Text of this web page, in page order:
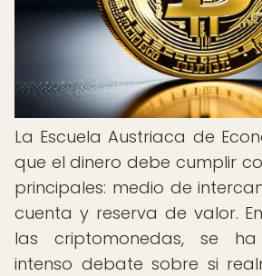
La Escuela Austriaca de
que el dinero debe cumplir
principales: medio de
cuenta y reserva de valor.
las criptomonedas, se
intenso debate sobre si